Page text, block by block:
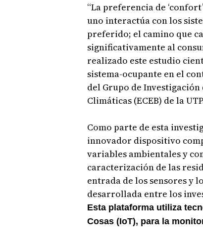
“La preferencia de
uno interactúa con los
preferido; el camino que
significativamente al
realizado este estudio
sistema-ocupante en el
del Grupo de
Climáticas (ECEB) de la
Como parte de esta
innovador dispositivo
variables ambientales y
caracterización de las
entrada de los sensores y
desarrollada entre los
Esta plataforma utiliza
Cosas (IoT), para la